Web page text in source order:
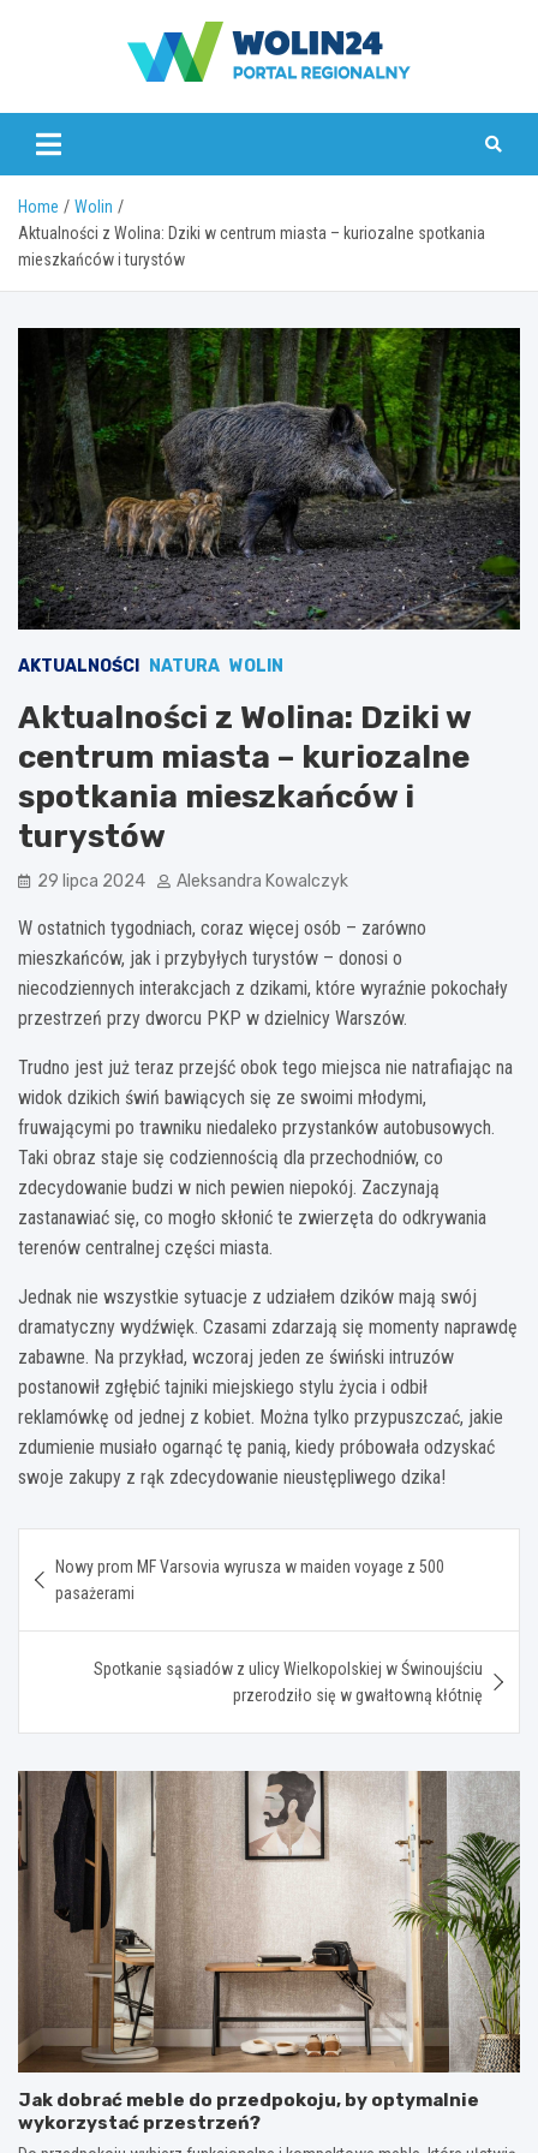
www.wolin24.pl
Home
Wolin
Aktualności z Wolina: Dziki w centrum miasta – kuriozalne spotkania
mieszkańców i turystów
AKTUALNOŚCI NATURA WOLIN
Aktualności z Wolina: Dziki w
centrum miasta – kuriozalne
spotkania mieszkańców i
turystów
29 lipca 2024 Aleksandra Kowalczyk
W ostatnich tygodniach, coraz więcej osób – zarówno
mieszkańców, jak i przybyłych turystów – donosi o
niecodziennych interakcjach z dzikami, które wyraźnie pokochały
przestrzeń przy dworcu PKP w dzielnicy Warszów.
Trudno jest już teraz przejść obok tego miejsca nie natrafiając na
widok dzikich świń bawiących się ze swoimi młodymi,
fruwającymi po trawniku niedaleko przystanków autobusowych.
Taki obraz staje się codziennością dla przechodniów, co
zdecydowanie budzi w nich pewien niepokój. Zaczynają
zastanawiać się, co mogło skłonić te zwierzęta do odkrywania
terenów centralnej części miasta.
Jednak nie wszystkie sytuacje z udziałem dzików mają swój
dramatyczny wydźwięk. Czasami zdarzają się momenty naprawdę
zabawne. Na przykład, wczoraj jeden ze świński intruzów
postanowił zgłębić tajniki miejskiego stylu życia i odbił
reklamówkę od jednej z kobiet. Można tylko przypuszczać, jakie
zdumienie musiało ogarnąć tę panią, kiedy próbowała odzyskać
swoje zakupy z rąk zdecydowanie nieustępliwego dzika!
wpisu
Nowy prom MF Varsovia wyrusza w maiden voyage z 500
pasażerami
Spotkanie sąsiadów z ulicy Wielkopolskiej w Świnoujściu
przerodziło się w gwałtowną kłótnię
Jak dobrać meble do przedpokoju, by optymalnie
wykorzystać przestrzeń?